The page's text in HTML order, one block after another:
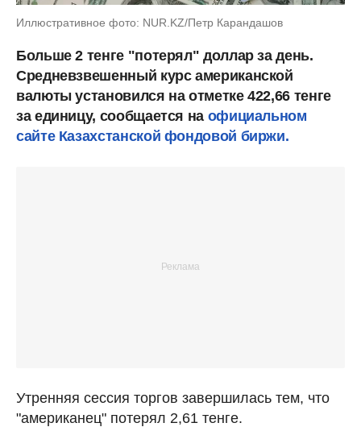
Иллюстративное фото: NUR.KZ/Петр Карандашов
Больше 2 тенге "потерял" доллар за день.
Средневзвешенный курс американской
валюты установился на отметке 422,66 тенге
за единицу, сообщается на официальном
сайте Казахстанской фондовой биржи.
Утренняя сессия торгов завершилась тем, что
"американец" потерял 2,61 тенге.